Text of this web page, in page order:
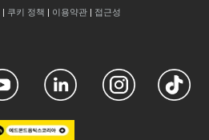
| 쿠키 정책 | 이용약관| 접근성